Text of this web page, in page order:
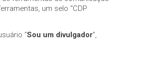
um selo “CDP
“Sou um divulgador”,